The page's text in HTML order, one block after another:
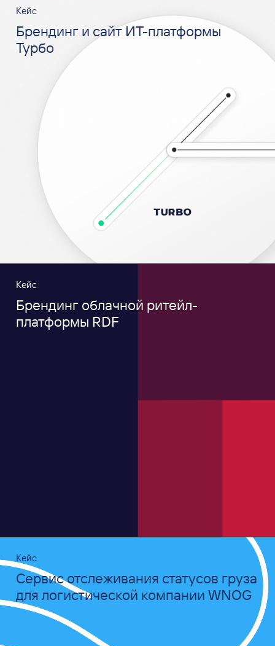
Кейс
Брендинг и сайт ИТ-платформы
Турбо
Кейс
Брендинг облачной ритейл-
платформы RDF
Кейс
Сервис отслеживания статусов груза
для логистической компании WNOG